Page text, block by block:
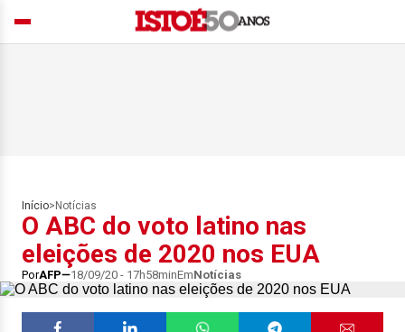
Início> Notícias
O ABC do voto latino nas
eleições de 2020 nos EUA
PorAFP 18/09/20 - 17h58minEmNotícias